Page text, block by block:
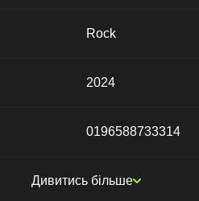
Rock
2024
0196588733314
Дивитись більше